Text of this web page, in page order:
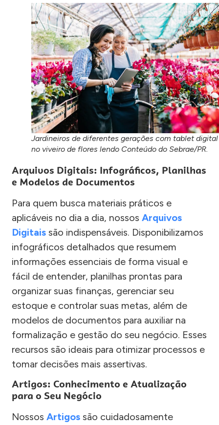
Jardineiros de diferentes gerações com tablet digital
no viveiro de flores lendo Conteúdo do Sebrae/PR.
Arquivos Digitais: Infográficos, Planilhas
e Modelos de Documentos
Para quem busca materiais práticos e
aplicáveis no dia a dia, nossos Arquivos
Digitais são indispensáveis. Disponibilizamos
infográficos detalhados que resumem
informações essenciais de forma visual e
fácil de entender, planilhas prontas para
organizar suas finanças, gerenciar seu
estoque e controlar suas metas, além de
modelos de documentos para auxiliar na
formalização e gestão do seu negócio. Esses
recursos são ideais para otimizar processos e
tomar decisões mais assertivas.
Artigos: Conhecimento e Atualização
para o Seu Negócio
Nossos Artigos são cuidadosamente